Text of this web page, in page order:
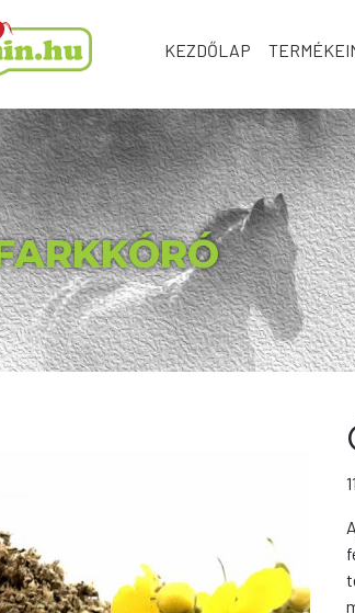
KEZDŐLAP